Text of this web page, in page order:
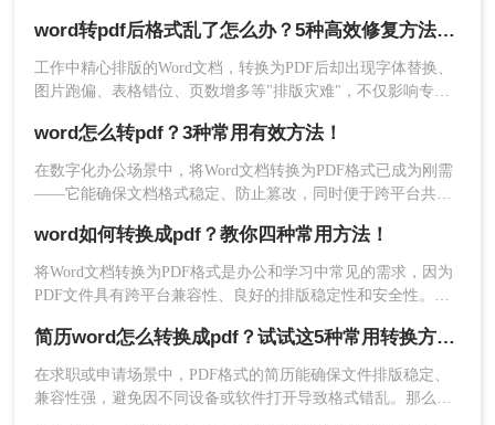
在“页范围”中选择“全部”或指定页面。
最重要的一步
：在“发布为PDF”的选项
（PDF/A）”（如果您的Word版本有此选
项）。这会让PDF严格按照标准格式生
成，减少字体和排版变通。
页码丢失等问题。尤其是在提交重要报告、学术论文或投标文
件时，排版错位不仅影响美观，更可能让专业形象大打折扣。
那么word转pdf排版错位怎么办？本文结合多年办公实战经验，
题。
word转pdf后格式乱了怎么办？5种高效修复方法（2026实测指南）
工作中精心排版的Word文档，转换为PDF后却出现字体替换、
图片跑偏、表格错位、页数增多等"排版灾难"，不仅影响专业
转！那么word转pdf后格式乱了怎么办呢？本文直击痛点，提供
可立即执行的修复方案，助您10分钟内恢复完美排版！
word怎么转pdf？3种常用有效方法！
在数字化办公场景中，将Word文档转换为PDF格式已成为刚需
——它能确保文档格式稳定、防止篡改，同时便于跨平台共享
干扰的转换方案，精选3种被百度搜索收录率高的方法。每个步
骤均经实测验证，附带操作图标指引，助你10分钟内搞定转
换，避免踩坑！
word如何转换成pdf？教你四种常用方法！
将Word文档转换为PDF格式是办公和学习中常见的需求，因为
PDF文件具有跨平台兼容性、良好的排版稳定性和安全性。那
优缺点分析。
简历word怎么转换成pdf？试试这5种常用转换方法！
在求职或申请场景中，PDF格式的简历能确保文件排版稳定、
兼容性强，避免因不同设备或软件打开导致格式错乱。那么简